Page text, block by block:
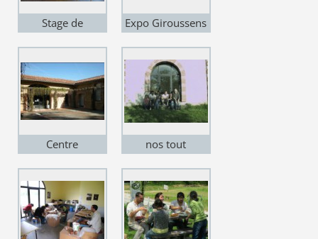
Stage de
Giroussens - Oct
2019
Expo Giroussens
Martin
Barnsdale"
Centre
Giroussens
nos tout
stagiaires